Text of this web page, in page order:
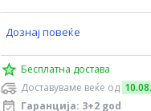
Дознај повеќе
Бесплатна достава
Доставуваме веќе од
Гаранција: 3+2 god